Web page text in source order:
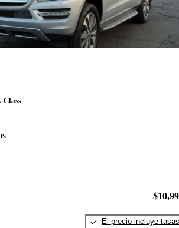
Class
El precio incluye tasas